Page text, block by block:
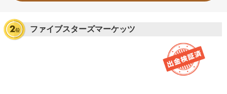
ファイブスターズマーケッツ